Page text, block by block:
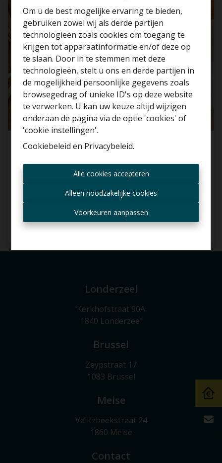
Om u de best mogelijke ervaring te bieden,
gebruiken zowel wij als derde partijen
technologieën zoals cookies om toegang te
krijgen tot apparaatinformatie en/of deze op
te slaan. Door in te stemmen met deze
technologieën, stelt u ons en derde partijen in
de mogelijkheid persoonlijke gegevens zoals
browsegedrag of unieke ID's op deze website
te verwerken. U kan uw keuze altijd wijzigen
onderaan de pagina via de optie 'cookies' of
'cookie instellingen'.
Cookiebeleid en Privacybeleid.
Alle cookies accepteren
Alleen noodzakelijke cookies
Voorkeuren aanpassen
VERKOCHT
Ruim appartement met garagebox in hartje
2 1 88 m²
Londerzeel
Kerkhofstraat 90A
1840 Londerzeel
Brussel
Zeypstraat 17
1083 Brussel
Meise
Valkebeekstraat 24
1860 Meise
Contact
Benieuwd naar de
waarde van je huis?
Gratis schatting
Altijd als eerste op de
hoogte zijn van nieuwe
aanbiedingen?
Ontvang aanbod per mail